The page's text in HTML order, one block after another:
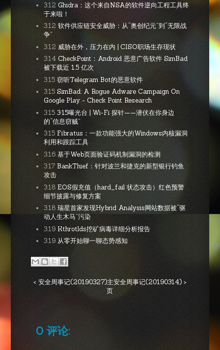
3.12Ghidra：这个来自NSA的软件逆向工程工具终
于来啦！
3.12软件供应链安全威胁：从“奥创纪元”到“无限战
争”
3.12威胁在外，压力在内 | CISO职场生存现状
3.14CheckPoint：Android 恶意广告软件 SimBad
被下载近 1.5 亿次
3.15窃听Telegram Bot的恶意软件
3.15SimBad: A Rogue Adware Campaign On
Google Play - Check Point Research
3.153·15曝光台 | Wi-Fi 探针——潜伏在你身边
的“信息窃贼”
3.15Fibratus：一款功能强大的Windows内核漏洞
利用和跟踪工具
3.16基于Web页面验证码机制漏洞的检测
3.17BankThief：针对波兰和捷克的新型银行钓鱼
攻击
3.18EOS假充值（hard_fail 状态攻击）红色预警
细节披露与修复方案
3.18瑞星首家发现Hybrid Analysis网站数据被“驱
动人生木马”污染
3.19Kthrotlds挖矿病毒详细分析报告
3.19从零开始聊一聊态势感知
< 安全周事记(20190327) 安全周事记(20190314) >
主
页
0 评论: